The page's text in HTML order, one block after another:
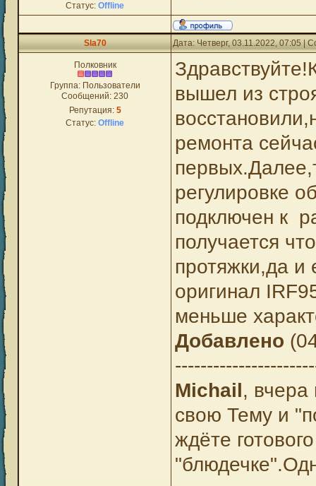
Статус: Offline
Sla70 Дата: Четверг, 03.11.2022, 07:05 |
Полковник
Группа: Пользователи
Сообщений: 230
Репутация: 5
Статус: Offline
вышел из
ремонта
регулировке
подключен к
получается
протяжки,да и
оригинал
меньше
Добавлено
Michail,
свою Тему и
ждёте